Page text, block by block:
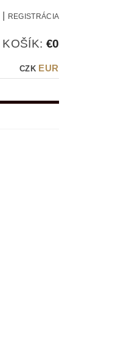
REGISTRÁCIA
CZK EUR
KOŠÍK: €0